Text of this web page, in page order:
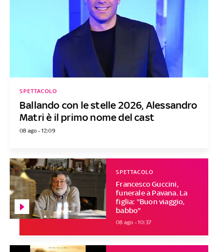
Ballando con le stelle 2026, Alessandro
Matri è il primo nome del cast
SPETTACOLO
08 ago - 12:09
Francesco Guccini,
funerale a Pavana. La
figlia: "Buon viaggio,
babbo"
SPETTACOLO
08 ago - 10:37